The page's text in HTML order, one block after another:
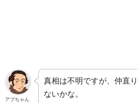
アブちゃん
真相は不明ですが、仲直
ないかな。